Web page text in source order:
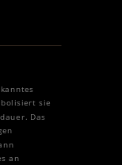
sie
Das
an